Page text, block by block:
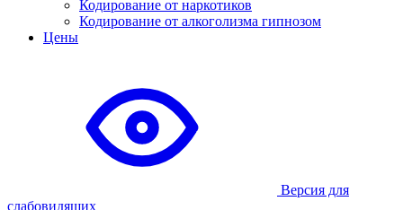
Кодирование от наркотиков
Кодирование от алкоголизма гипнозом
Цены
Версия для
слабовидящих